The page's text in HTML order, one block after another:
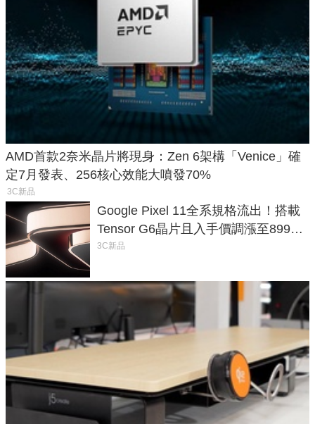
AMD首款2奈米晶片將現身：Zen 6架構「Venice」確
定7月發表、256核心效能大噴發70%
3C新品
Google Pixel 11全系規格流出！搭載
Tensor G6晶片且入手價調漲至899美
元
3C新品